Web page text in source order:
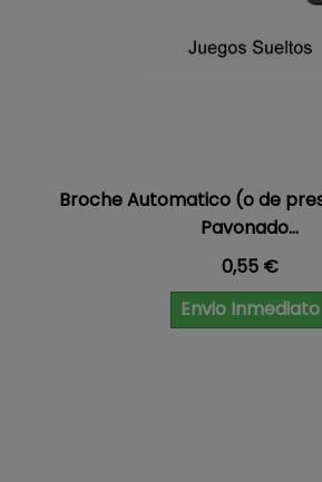
Broche Automatico (o de
Pavonado...
Precio
0,55 €
Envio Inmediato